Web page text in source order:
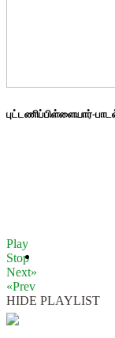
புட்டணிப்பிள்ளையார்-
Play
Stop
Next»
«Prev
HIDE PLAYLIST